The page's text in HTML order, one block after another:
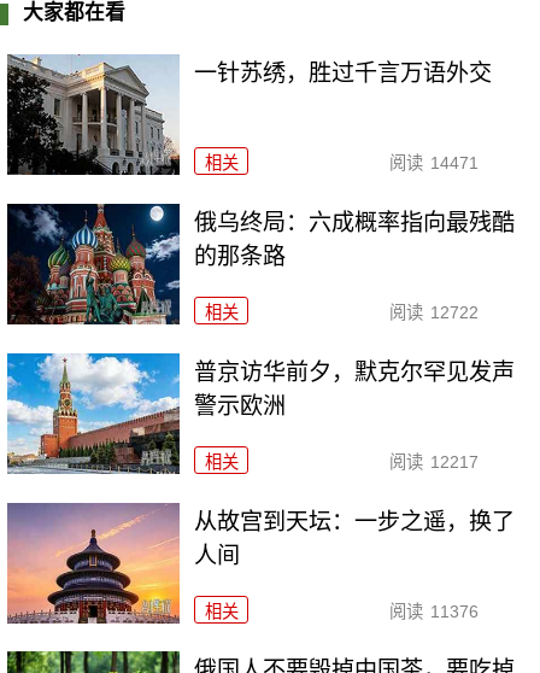
大家都在看
一针苏绣，胜过千言万语外交
相关 阅读 14471
俄乌终局：六成概率指向最残酷
的那条路
相关 阅读 12722
普京访华前夕，默克尔罕见发声
警示欧洲
相关 阅读 12217
从故宫到天坛：一步之遥，换了
人间
相关 阅读 11376